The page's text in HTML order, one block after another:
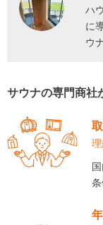
ハ
に
ウ
サウナの専門商社